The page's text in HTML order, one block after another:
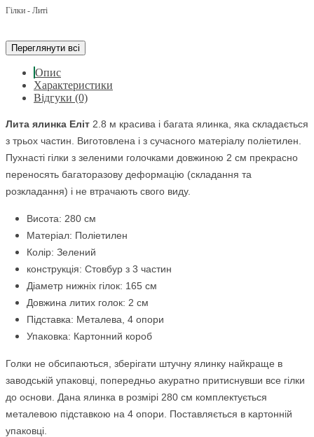
Гілки - Литі
Переглянути всі
Опис
Характеристики
Відгуки (0)
Лита ялинка Еліт 2.8 м красива і багата ялинка, яка складається
з трьох частин. Виготовлена і з сучасного матеріалу поліетилен.
Пухнасті гілки з зеленими голочками довжиною 2 см прекрасно
переносять багаторазову деформацію (складання та
розкладання) і не втрачають свого виду.
Висота: 280 см
Матеріал: Поліетилен
Колір: Зелений
конструкція: Стовбур з 3 частин
Діаметр нижніх гілок: 165 см
Довжина литих голок: 2 см
Підставка: Металева, 4 опори
Упаковка: Картонний короб
Голки не обсипаються, зберігати штучну ялинку найкраще в
заводській упаковці, попередньо акуратно притиснувши все гілки
до основи. Дана ялинка в розмірі 280 см комплектується
металевою підставкою на 4 опори. Поставляється в картонній
упаковці.